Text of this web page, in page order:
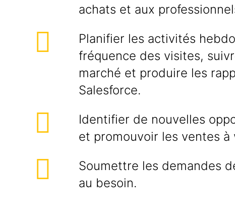
achats et aux
Planifier les activités
fréquence des visites,
marché et produire les
Salesforce.
Identifier de nouvelles
et promouvoir les ventes à
Soumettre les demandes
au besoin.